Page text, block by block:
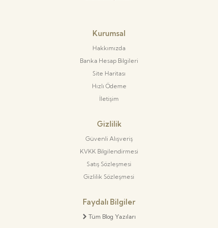
Kurumsal
Hakkımızda
Banka Hesap Bilgileri
Site Haritası
Hızlı Ödeme
İletişim
Gizlilik
Güvenli Alışveriş
KVKK Bilgilendirmesi
Satış Sözleşmesi
Gizlilik Sözleşmesi
Faydalı Bilgiler
Tüm Blog Yazıları